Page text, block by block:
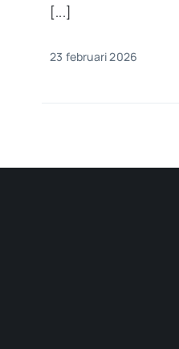
[...]
23 februari 2026